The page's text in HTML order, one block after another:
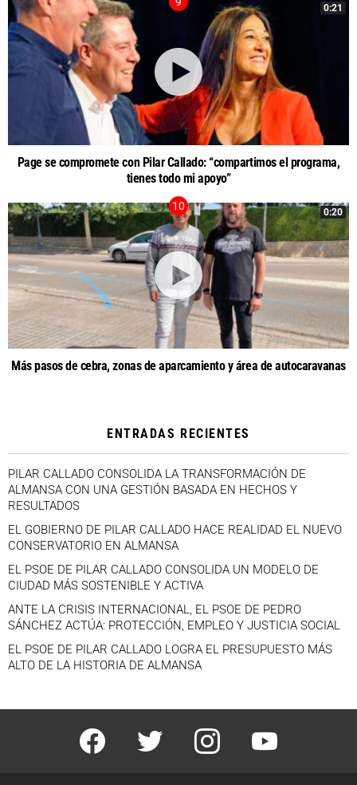
0:21
Page se compromete con Pilar Callado: “compartimos el programa,
tienes todo mi apoyo”
0:20
Más pasos de cebra, zonas de aparcamiento y área de autocaravanas
ENTRADAS RECIENTES
PILAR CALLADO CONSOLIDA LA TRANSFORMACIÓN DE
ALMANSA CON UNA GESTIÓN BASADA EN HECHOS Y
RESULTADOS
EL GOBIERNO DE PILAR CALLADO HACE REALIDAD EL NUEVO
CONSERVATORIO EN ALMANSA
EL PSOE DE PILAR CALLADO CONSOLIDA UN MODELO DE
CIUDAD MÁS SOSTENIBLE Y ACTIVA
ANTE LA CRISIS INTERNACIONAL, EL PSOE DE PEDRO
SÁNCHEZ ACTÚA: PROTECCIÓN, EMPLEO Y JUSTICIA SOCIAL
EL PSOE DE PILAR CALLADO LOGRA EL PRESUPUESTO MÁS
ALTO DE LA HISTORIA DE ALMANSA
facebook twitter instagram youtube